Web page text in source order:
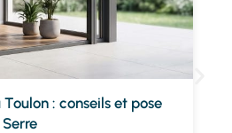
: conseils et pose